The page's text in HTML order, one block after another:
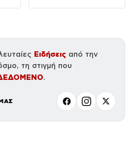
Ειδήσεις από την
τη στιγμή που
.